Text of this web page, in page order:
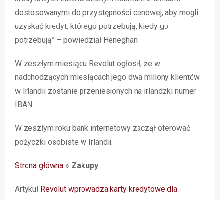
dostosowanymi do przystępności cenowej, aby mogli
uzyskać kredyt, którego potrzebują, kiedy go
potrzebują” – powiedział Heneghan.
W zeszłym miesiącu Revolut ogłosił, że w
nadchodzących miesiącach jego dwa miliony klientów
w Irlandii zostanie przeniesionych na irlandzki numer
IBAN.
W zeszłym roku bank internetowy zaczął oferować
pożyczki osobiste w Irlandii.
Strona główna » Zakupy
Artykuł Revolut wprowadza karty kredytowe dla